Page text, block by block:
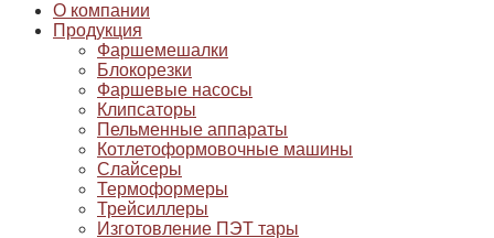
О компании
Продукция
Фаршемешалки
Блокорезки
Фаршевые насосы
Клипсаторы
Пельменные аппараты
Котлетоформовочные машины
Слайсеры
Термоформеры
Трейсиллеры
Изготовление ПЭТ тары